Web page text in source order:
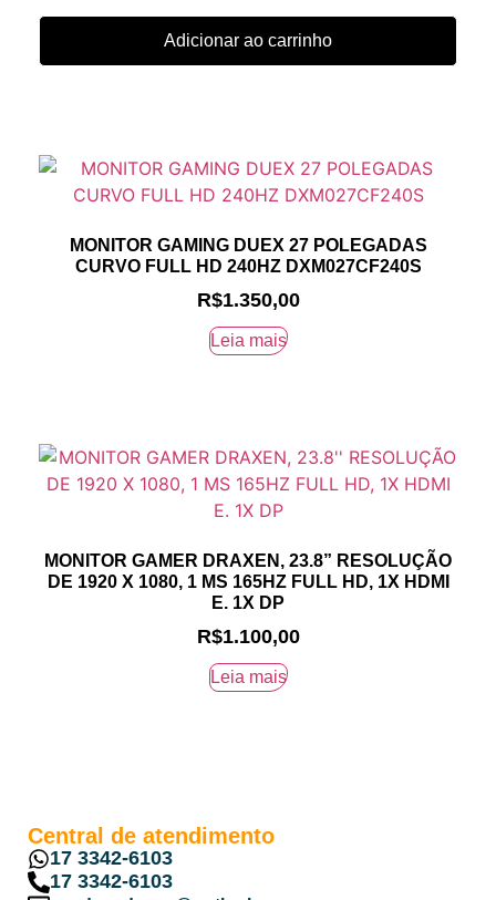
Adicionar ao carrinho
MONITOR GAMING DUEX 27 POLEGADAS
CURVO FULL HD 240HZ DXM027CF240S
R$1.350,00
Leia mais
MONITOR GAMER DRAXEN, 23.8” RESOLUÇÃO
DE 1920 X 1080, 1 MS 165HZ FULL HD, 1X HDMI
E. 1X DP
R$1.100,00
Leia mais
Central de atendimento
17 3342-6103
17 3342-6103